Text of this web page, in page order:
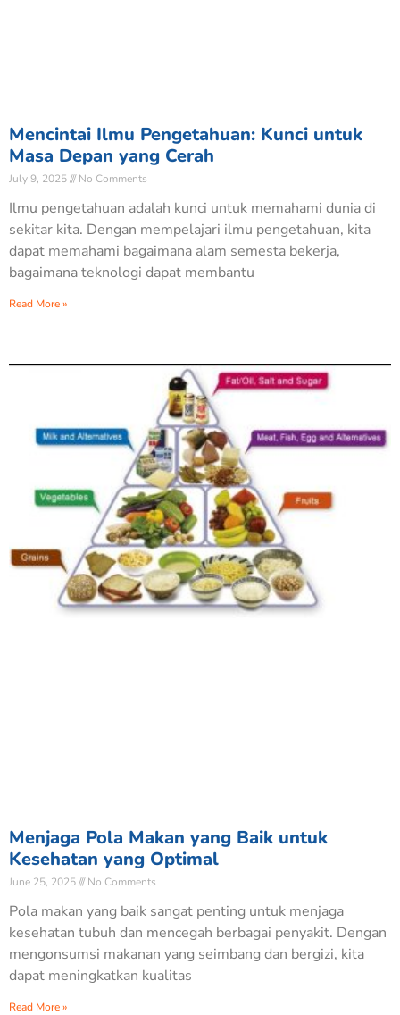
Mencintai Ilmu Pengetahuan: Kunci untuk
Masa Depan yang Cerah
July 9, 2025 No Comments
Ilmu pengetahuan adalah kunci untuk memahami dunia di
sekitar kita. Dengan mempelajari ilmu pengetahuan, kita
dapat memahami bagaimana alam semesta bekerja,
bagaimana teknologi dapat membantu
Read More »
Menjaga Pola Makan yang Baik untuk
Kesehatan yang Optimal
June 25, 2025 No Comments
Pola makan yang baik sangat penting untuk menjaga
kesehatan tubuh dan mencegah berbagai penyakit. Dengan
mengonsumsi makanan yang seimbang dan bergizi, kita
dapat meningkatkan kualitas
Read More »